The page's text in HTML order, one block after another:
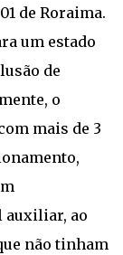
de Roraima.
um estado
de
o
mais de 3
auxiliar, ao
não tinham